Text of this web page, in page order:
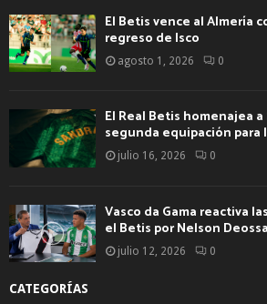
El Betis vence al Almería
regreso de Isco
agosto 1, 2026 0
El Real Betis homenajea
segunda equipación para
julio 16, 2026 0
Vasco da Gama reactiva
el Betis por Nelson Deossa
julio 12, 2026 0
CATEGORÍAS